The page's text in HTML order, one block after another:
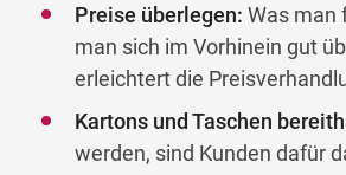
Preise überlegen: Was man
man sich im Vorhinein gut
erleichtert die
Kartons und Taschen
werden, sind Kunden dafür